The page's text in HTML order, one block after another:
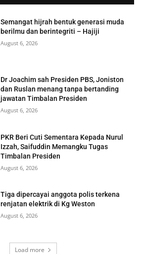
Semangat hijrah bentuk generasi muda
berilmu dan berintegriti – Hajiji
August 6, 2026
Dr Joachim sah Presiden PBS, Joniston
dan Ruslan menang tanpa bertanding
jawatan Timbalan Presiden
August 6, 2026
PKR Beri Cuti Sementara Kepada Nurul
Izzah, Saifuddin Memangku Tugas
Timbalan Presiden
August 6, 2026
Tiga dipercayai anggota polis terkena
renjatan elektrik di Kg Weston
August 6, 2026
Load more